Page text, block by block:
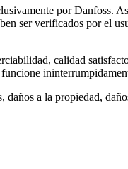
por Danfoss.
ser verificados por el
calidad
daños a la propiedad,